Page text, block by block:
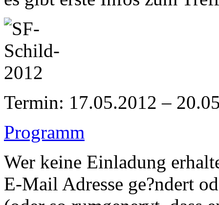
Termin: 17.05.2012 –
Programm
Wer keine Einladung
E-Mail Adresse ge?ndert